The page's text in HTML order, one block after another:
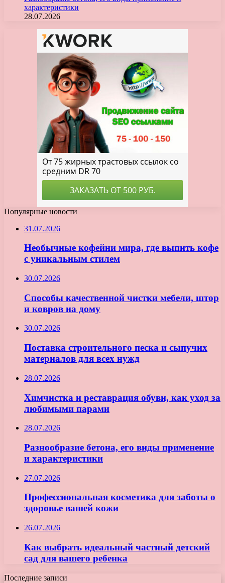
характеристики
28.07.2026
Популярные новости
31.07.2026
Необычные кофейни мира, где выпить кофе
с уникальным стилем
30.07.2026
Способы качественной чистки мебели, штор
и ковров на дому
30.07.2026
Поставка строительного песка и сыпучих
материалов для всех нужд
28.07.2026
Химчистка и реставрация обуви, как уход за
любимыми парами
28.07.2026
Разнообразие бетона, его виды применение
и характеристики
27.07.2026
Профессиональная косметика для заботы о
здоровье вашей кожи
26.07.2026
Как выбрать идеальный частный детский
сад для вашего ребенка
Последние записи